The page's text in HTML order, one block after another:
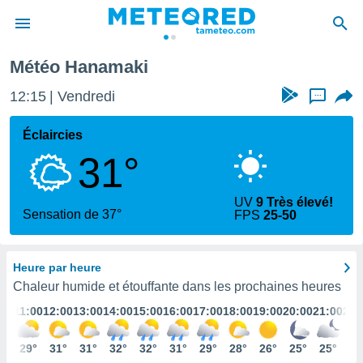
de
en
Météo Hanamaki
12:15 Vendredi ...
Éclaircies
31°
Sensation de 37°
UV9 Très élevé!
FPS25-50
Heure par heure
Chaleur humide et étouffante dans les prochaines heures
11:00
29°
12:00
31°
13:00
31°
14:00
32°
15:00
32°
16:00
31°
17:00
29°
18:00
28°
19:00
26°
20:00
25°
21:00
25°